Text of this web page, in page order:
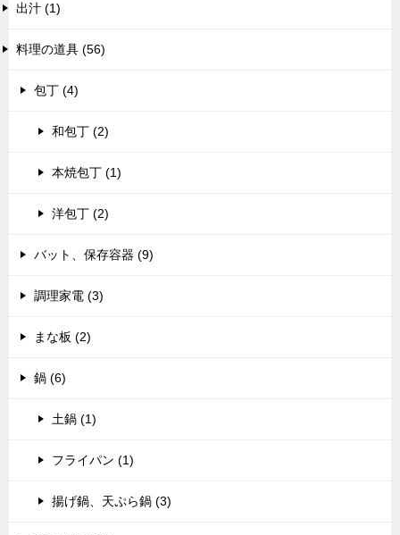
出汁 (1)
料理の道具 (56)
包丁 (4)
和包丁 (2)
本焼包丁 (1)
洋包丁 (2)
バット、保存容器 (9)
調理家電 (3)
まな板 (2)
鍋 (6)
土鍋 (1)
フライパン (1)
揚げ鍋、天ぷら鍋 (3)